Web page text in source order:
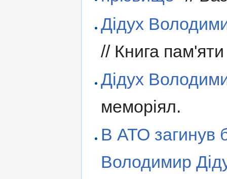
Дідух
// Книга пам'яти
Дідух
меморіял.
В АТО загинув
Володимир